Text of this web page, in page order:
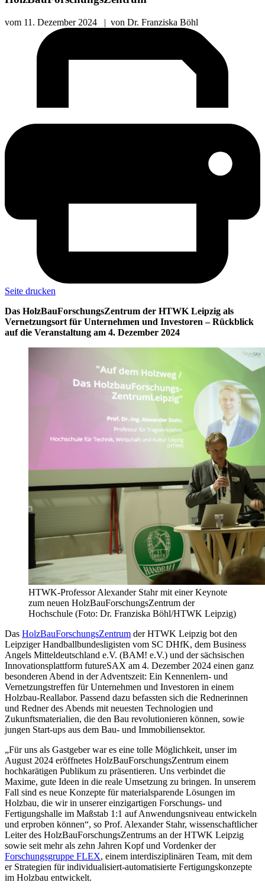
vom 11. Dezember 2024 | von Dr. Franziska Böhl
Seite drucken
Das HolzBauForschungsZentrum der HTWK Leipzig als
Vernetzungsort für Unternehmen und Investoren – Rückblick
auf die Veranstaltung am 4. Dezember 2024
HTWK-Professor Alexander Stahr mit einer Keynote
zum neuen HolzBauForschungsZentrum der
Hochschule (Foto: Dr. Franziska Böhl/HTWK Leipzig)
Das HolzBauForschungsZentrum der HTWK Leipzig bot den
Leipziger Handballbundesligisten vom SC DHfK, dem Business
Angels Mitteldeutschland e.V. (BAM! e.V.) und der sächsischen
Innovationsplattform futureSAX am 4. Dezember 2024 einen ganz
besonderen Abend in der Adventszeit: Ein Kennenlern- und
Vernetzungstreffen für Unternehmen und Investoren in einem
Holzbau-Reallabor. Passend dazu befassten sich die Rednerinnen
und Redner des Abends mit neuesten Technologien und
Zukunftsmaterialien, die den Bau revolutionieren können, sowie
jungen Start-ups aus dem Bau- und Immobiliensektor.
„Für uns als Gastgeber war es eine tolle Möglichkeit, unser im
August 2024 eröffnetes HolzBauForschungsZentrum einem
hochkarätigen Publikum zu präsentieren. Uns verbindet die
Maxime, gute Ideen in die reale Umsetzung zu bringen. In unserem
Fall sind es neue Konzepte für materialsparende Lösungen im
Holzbau, die wir in unserer einzigartigen Forschungs- und
Fertigungshalle im Maßstab 1:1 auf Anwendungsniveau entwickeln
und erproben können“, so Prof. Alexander Stahr, wissenschaftlicher
Leiter des HolzBauForschungsZentrums an der HTWK Leipzig
sowie seit mehr als zehn Jahren Kopf und Vordenker der
Forschungsgruppe FLEX, einem interdisziplinären Team, mit dem
er Strategien für individualisiert-automatisierte Fertigungskonzepte
im Holzbau entwickelt.